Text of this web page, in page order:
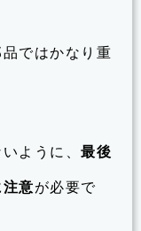
ではかなり重
ように、 最後
意が必要で